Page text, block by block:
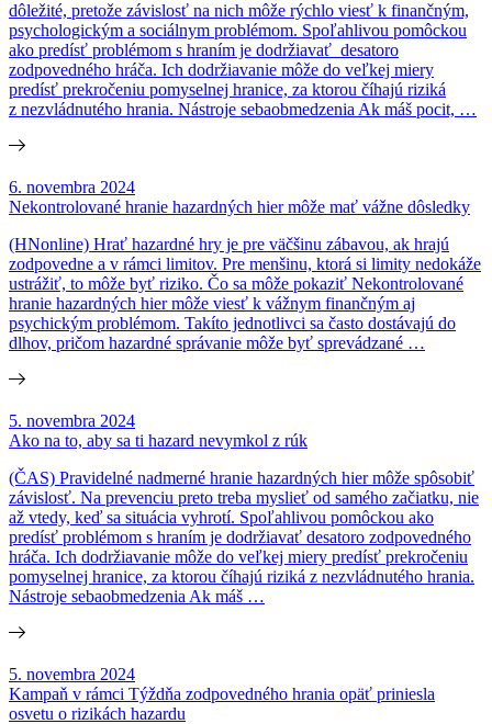
dôležité, pretože závislosť na nich môže rýchlo viesť k finančným,
psychologickým a sociálnym problémom. Spoľahlivou pomôckou
ako predísť problémom s hraním je dodržiavať desatoro
zodpovedného hráča. Ich dodržiavanie môže do veľkej miery
predísť prekročeniu pomyselnej hranice, za ktorou číhajú riziká
z nezvládnutého hrania. Nástroje sebaobmedzenia Ak máš pocit, …
6. novembra 2024
Nekontrolované hranie hazardných hier môže mať vážne dôsledky
(HNonline) Hrať hazardné hry je pre väčšinu zábavou, ak hrajú
zodpovedne a v rámci limitov. Pre menšinu, ktorá si limity nedokáže
ustrážiť, to môže byť riziko. Čo sa môže pokaziť Nekontrolované
hranie hazardných hier môže viesť k vážnym finančným aj
psychickým problémom. Takíto jednotlivci sa často dostávajú do
dlhov, pričom hazardné správanie môže byť sprevádzané …
5. novembra 2024
Ako na to, aby sa ti hazard nevymkol z rúk
(ČAS) Pravidelné nadmerné hranie hazardných hier môže spôsobiť
závislosť. Na prevenciu preto treba myslieť od samého začiatku, nie
až vtedy, keď sa situácia vyhrotí. Spoľahlivou pomôckou ako
predísť problémom s hraním je dodržiavať desatoro zodpovedného
hráča. Ich dodržiavanie môže do veľkej miery predísť prekročeniu
pomyselnej hranice, za ktorou číhajú riziká z nezvládnutého hrania.
Nástroje sebaobmedzenia Ak máš …
5. novembra 2024
Kampaň v rámci Týždňa zodpovedného hrania opäť priniesla
osvetu o rizikách hazardu